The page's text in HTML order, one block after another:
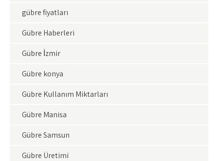
gübre fiyatları
Gübre Haberleri
Gübre İzmir
Gübre konya
Gübre Kullanım Miktarları
Gübre Manisa
Gübre Samsun
Gübre Üretimi